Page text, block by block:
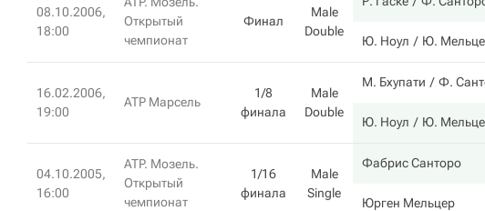
08.10.2006,
18:00
Открытый
чемпионат
Финал
Male
Double
Ю. Ноул Ю.
16.02.2006,
19:00
ATP Марсель
1/8
финала
Male
Double
М. Бхупати Ф.
Ю. Ноул Ю.
04.10.2005,
16:00
ATP. Мозель.
Открытый
чемпионат
1/16
финала
Male
Single
Фабрис Санторо
Юрген Мельцер